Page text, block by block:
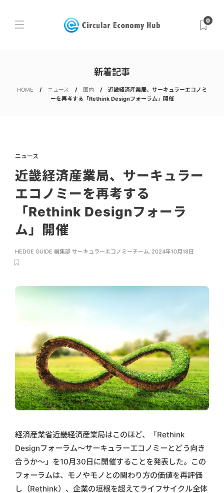
0
新着記事
HOME ニュース 国内
近畿経済産業局、サーキュラーエコノミ
ーを再考する「Rethink Designフォーラム」開催
ニュース
近畿経済産業局、サーキュラー
エコノミーを再考する
「Rethink Designフォーラ
ム」開催
HEDGE GUIDE 編集部 サーキュラーエコノミーチーム, 2024年10月18日
経済産業省近畿経済産業局はこのほど、「Rethink
Designフォーラム～サーキュラーエコノミーとどう向き
合うか～」を10月30日に開催することを発表した。この
フォーラムは、モノやモノとの関わり方の価値を再評価
し（Rethink）、企業の垣根を超えてライフサイクル全体